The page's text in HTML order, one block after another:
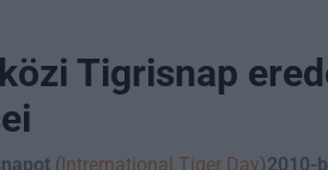
Tigrisnap
(Intrernational Tiger Day)2010-